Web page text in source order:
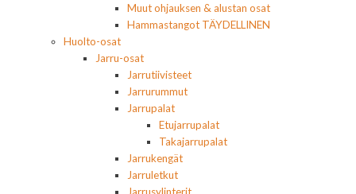
Muut ohjauksen & alustan osat
Hammastangot TÄYDELLINEN
Huolto-osat
Jarru-osat
Jarrutiivisteet
Jarrurummut
Jarrupalat
Etujarrupalat
Takajarrupalat
Jarrukengät
Jarruletkut
Jarrusylinterit